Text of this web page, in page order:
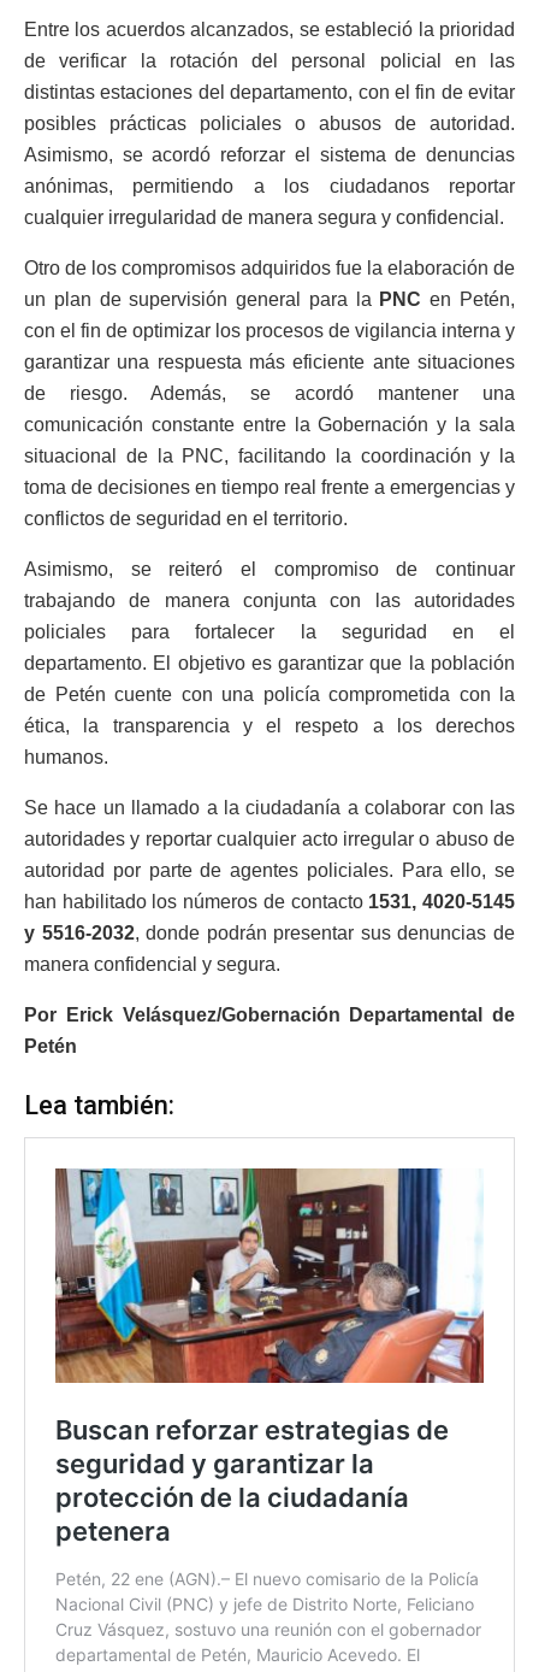
Entre los acuerdos alcanzados, se estableció la prioridad
de verificar la rotación del personal policial en las
distintas estaciones del departamento, con el fin de evitar
posibles prácticas policiales o abusos de autoridad.
Asimismo, se acordó reforzar el sistema de denuncias
anónimas, permitiendo a los ciudadanos reportar
cualquier irregularidad de manera segura y confidencial.
Otro de los compromisos adquiridos fue la elaboración de
un plan de supervisión general para la PNC en Petén,
con el fin de optimizar los procesos de vigilancia interna y
garantizar una respuesta más eficiente ante situaciones
de riesgo. Además, se acordó mantener una
comunicación constante entre la Gobernación y la sala
situacional de la PNC, facilitando la coordinación y la
toma de decisiones en tiempo real frente a emergencias y
conflictos de seguridad en el territorio.
Asimismo, se reiteró el compromiso de continuar
trabajando de manera conjunta con las autoridades
policiales para fortalecer la seguridad en el
departamento. El objetivo es garantizar que la población
de Petén cuente con una policía comprometida con la
ética, la transparencia y el respeto a los derechos
humanos.
Se hace un llamado a la ciudadanía a colaborar con las
autoridades y reportar cualquier acto irregular o abuso de
autoridad por parte de agentes policiales. Para ello, se
han habilitado los números de contacto 1531, 4020-5145
y 5516-2032, donde podrán presentar sus denuncias de
manera confidencial y segura.
Por Erick Velásquez/Gobernación Departamental de
Petén
Lea también: